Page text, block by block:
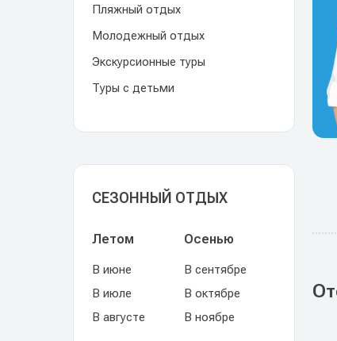
Пляжный отдых
Молодежный отдых
Экскурсионные туры
Туры с детьми
СЕЗОННЫЙ ОТДЫХ
Летом
В июне
В июле
В августе
Осенью
В сентябре
В октябре
В ноябре